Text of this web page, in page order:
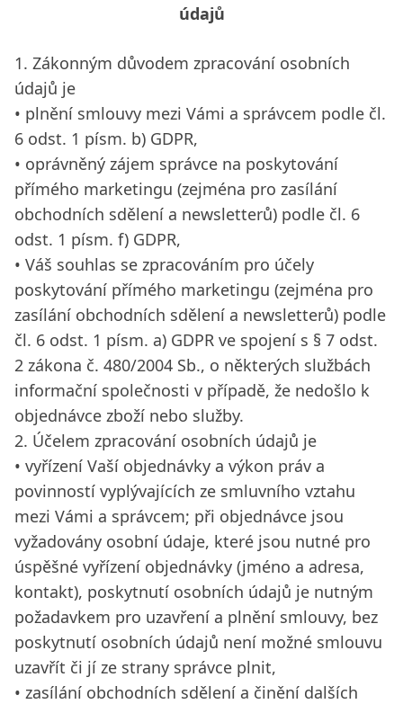
údajů
1. Zákonným důvodem zpracování osobních
údajů je
• plnění smlouvy mezi Vámi a správcem podle čl.
6 odst. 1 písm. b) GDPR,
• oprávněný zájem správce na poskytování
přímého marketingu (zejména pro zasílání
obchodních sdělení a newsletterů) podle čl. 6
odst. 1 písm. f) GDPR,
• Váš souhlas se zpracováním pro účely
poskytování přímého marketingu (zejména pro
zasílání obchodních sdělení a newsletterů) podle
čl. 6 odst. 1 písm. a) GDPR ve spojení s § 7 odst.
2 zákona č. 480/2004 Sb., o některých službách
informační společnosti v případě, že nedošlo k
objednávce zboží nebo služby.
2. Účelem zpracování osobních údajů je
• vyřízení Vaší objednávky a výkon práv a
povinností vyplývajících ze smluvního vztahu
mezi Vámi a správcem; při objednávce jsou
vyžadovány osobní údaje, které jsou nutné pro
úspěšné vyřízení objednávky (jméno a adresa,
kontakt), poskytnutí osobních údajů je nutným
požadavkem pro uzavření a plnění smlouvy, bez
poskytnutí osobních údajů není možné smlouvu
uzavřít či jí ze strany správce plnit,
• zasílání obchodních sdělení a činění dalších